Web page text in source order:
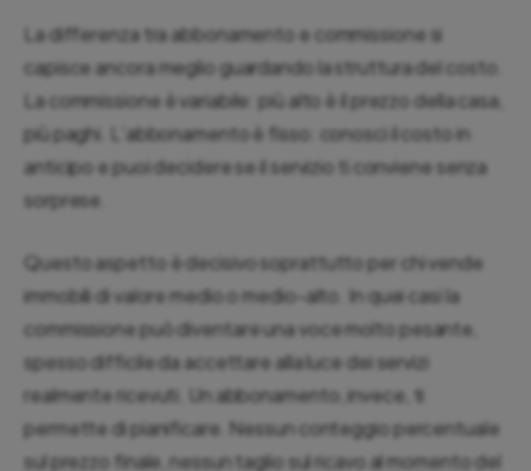
La differenza tra abbonamento e commissione si
capisce ancora meglio guardando la struttura del costo.
La commissione è variabile: più alto è il prezzo della casa,
più paghi. L’abbonamento è fisso: conosci il costo in
anticipo e puoi decidere se il servizio ti conviene senza
sorprese.
Questo aspetto è decisivo soprattutto per chi vende
immobili di valore medio o medio-alto. In quei casi la
commissione può diventare una voce molto pesante,
spesso difficile da accettare alla luce dei servizi
realmente ricevuti. Un abbonamento, invece, ti
permette di pianificare. Nessun conteggio percentuale
sul prezzo finale, nessun taglio sul ricavo al momento del